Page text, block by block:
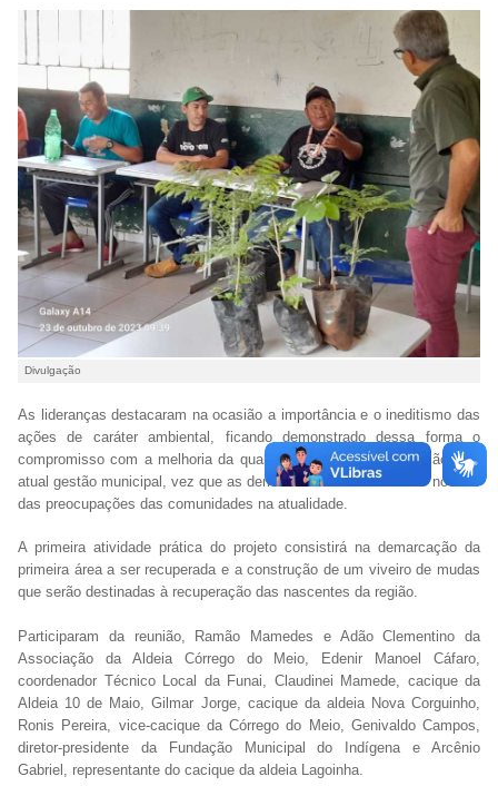
Divulgação
As lideranças destacaram na ocasião a importância e o ineditismo das
ações de caráter ambiental, ficando demonstrado dessa forma o
compromisso com a melhoria da qualidade de vida da população pela
atual gestão municipal, vez que as demandas ambientais estão no foco
das preocupações das comunidades na atualidade.
A primeira atividade prática do projeto consistirá na demarcação da
primeira área a ser recuperada e a construção de um viveiro de mudas
que serão destinadas à recuperação das nascentes da região.
Participaram da reunião, Ramão Mamedes e Adão Clementino da
Associação da Aldeia Córrego do Meio, Edenir Manoel Cáfaro,
coordenador Técnico Local da Funai, Claudinei Mamede, cacique da
Aldeia 10 de Maio, Gilmar Jorge, cacique da aldeia Nova Corguinho,
Ronis Pereira, vice-cacique da Córrego do Meio, Genivaldo Campos,
diretor-presidente da Fundação Municipal do Indígena e Arcênio
Gabriel, representante do cacique da aldeia Lagoinha.